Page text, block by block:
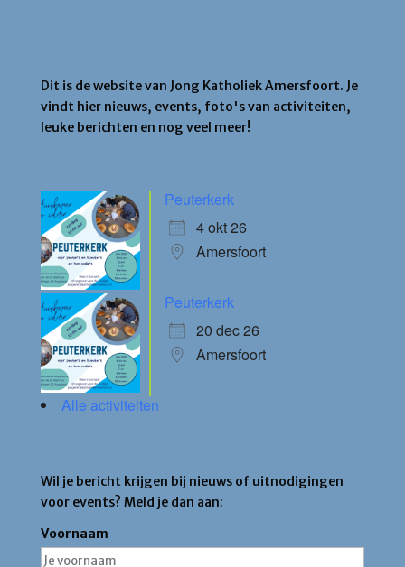
Dit is de website van Jong Katholiek Amersfoort. Je
vindt hier nieuws, events, foto's van activiteiten,
leuke berichten en nog veel meer!
Peuterkerk
4 okt 26
Amersfoort
Peuterkerk
20 dec 26
Amersfoort
Alle activiteiten
Wil je bericht krijgen bij nieuws of uitnodigingen
voor events? Meld je dan aan:
Voornaam